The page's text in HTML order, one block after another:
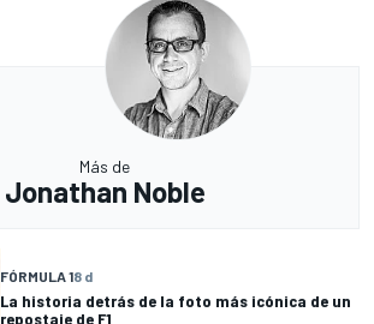
Más de
Jonathan Noble
FÓRMULA 18 d
La historia detrás de la foto más icónica de un
repostaje de F1